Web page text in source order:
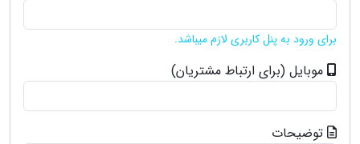
برای ورود به پنل کاربری لازم میباشد.
موبایل (برای ارتباط مشتریان)
توضیحات